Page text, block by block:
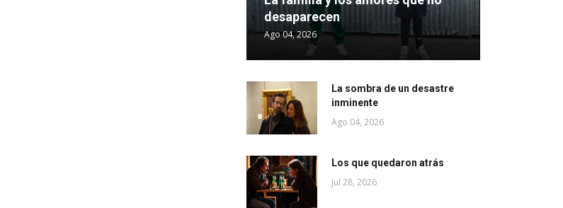
desaparecen
Ago 04, 2026
La sombra de un desastre
inminente
Ago 04, 2026
Los que quedaron atrás
Jul 28, 2026